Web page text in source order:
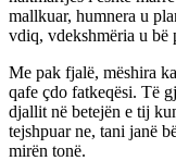
mallkuar, humnera u
vdiq, vdekshmëria u bë
Me pak fjalë, mëshira
qafe çdo fatkeqësi. Të
djallit në betejën e tij
tejshpuar ne, tani janë
mirën tonë.